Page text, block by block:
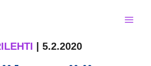
5.2.2020